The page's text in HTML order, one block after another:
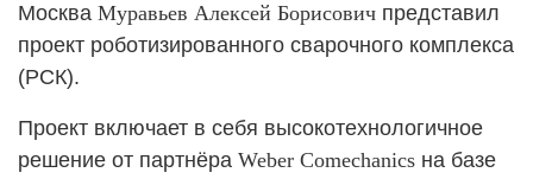
Москва Муравьев Алексей Борисович представил
проект роботизированного сварочного комплекса
(РСК).
Проект включает в себя высокотехнологичное
решение от партнёра Weber Comechanics на базе